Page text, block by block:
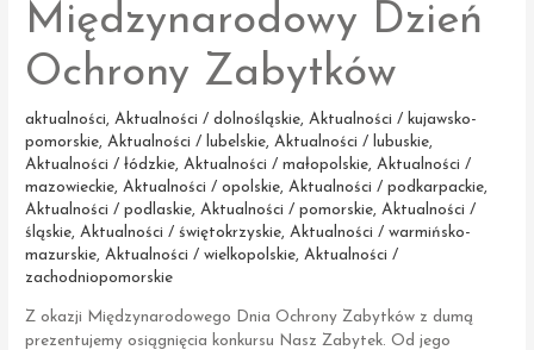
Międzynarodowy Dzień
Ochrony Zabytków
aktualności,Aktualności / dolnośląskie,Aktualności / kujawsko-
pomorskie,Aktualności / lubelskie,Aktualności / lubuskie,
Aktualności / łódzkie,Aktualności / małopolskie,Aktualności /
mazowieckie,Aktualności / opolskie,Aktualności / podkarpackie,
Aktualności / podlaskie,Aktualności / pomorskie,Aktualności /
śląskie,Aktualności / świętokrzyskie,Aktualności / warmińsko-
mazurskie,Aktualności / wielkopolskie,Aktualności /
zachodniopomorskie
Z okazji Międzynarodowego Dnia Ochrony Zabytków z dumą
prezentujemy osiągnięcia konkursu Nasz Zabytek. Od jego